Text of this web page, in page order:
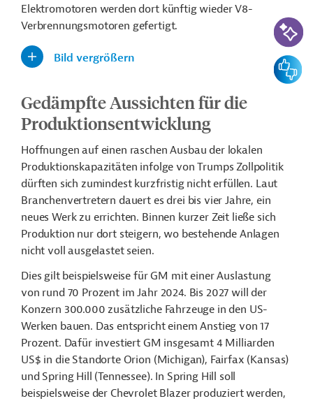
Elektromotoren werden dort künftig wieder V8-
Verbrennungsmotoren gefertigt.
Bild vergrößern
Gedämpfte Aussichten für die
Produktionsentwicklung
Hoffnungen auf einen raschen Ausbau der lokalen
Produktionskapazitäten infolge von Trumps Zollpolitik
dürften sich zumindest kurzfristig nicht erfüllen. Laut
Branchenvertretern dauert es drei bis vier Jahre, ein
neues Werk zu errichten. Binnen kurzer Zeit ließe sich
Produktion nur dort steigern, wo bestehende Anlagen
nicht voll ausgelastet seien.
Dies gilt beispielsweise für GM mit einer Auslastung
von rund 70 Prozent im Jahr 2024. Bis 2027 will der
Konzern 300.000 zusätzliche Fahrzeuge in den US-
Werken bauen. Das entspricht einem Anstieg von 17
Prozent. Dafür investiert GM insgesamt 4 Milliarden
US$ in die Standorte Orion (Michigan), Fairfax (Kansas)
und Spring Hill (Tennessee). In Spring Hill soll
beispielsweise der Chevrolet Blazer produziert werden,
KI-